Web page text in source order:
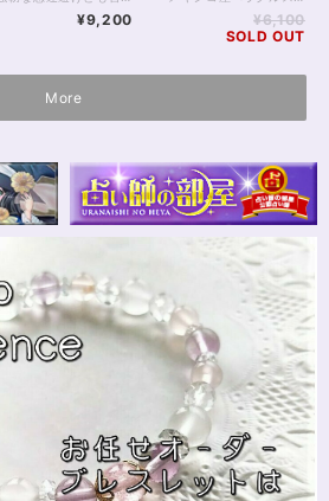
¥9,200
¥6,100
SOLD OUT
More